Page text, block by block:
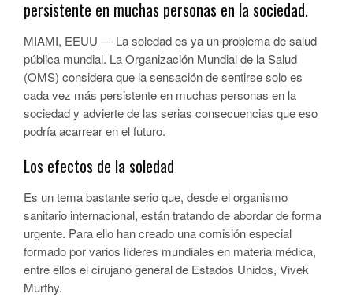
persistente en muchas personas en la sociedad.
MIAMI, EEUU — La soledad es ya un problema de salud
pública mundial. La Organización Mundial de la Salud
(OMS) considera que la sensación de sentirse solo es
cada vez más persistente en muchas personas en la
sociedad y advierte de las serias consecuencias que eso
podría acarrear en el futuro.
Los efectos de la soledad
Es un tema bastante serio que, desde el organismo
sanitario internacional, están tratando de abordar de forma
urgente. Para ello han creado una comisión especial
formado por varios líderes mundiales en materia médica,
entre ellos el cirujano general de Estados Unidos, Vivek
Murthy.